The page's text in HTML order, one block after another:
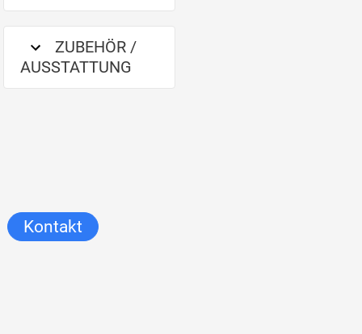
ZUBEHÖR /
AUSSTATTUNG
Kontakt